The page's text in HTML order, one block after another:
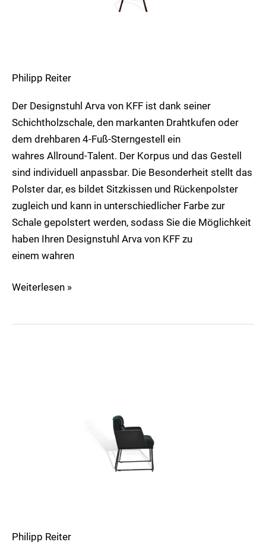
Philipp Reiter
Der Designstuhl Arva von KFF ist dank seiner
Schichtholzschale, den markanten Drahtkufen oder
dem drehbaren 4-Fuß-Sterngestell ein
wahres Allround-Talent. Der Korpus und das Gestell
sind individuell anpassbar. Die Besonderheit stellt das
Polster dar, es bildet Sitzkissen und Rückenpolster
zugleich und kann in unterschiedlicher Farbe zur
Schale gepolstert werden, sodass Sie die Möglichkeit
haben Ihren Designstuhl Arva von KFF zu
einem wahren
Weiterlesen »
Philipp Reiter